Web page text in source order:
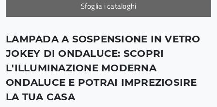
Sfoglia i cataloghi
LAMPADA A SOSPENSIONE IN VETRO
JOKEY DI ONDALUCE: SCOPRI
L'ILLUMINAZIONE MODERNA
ONDALUCE E POTRAI IMPREZIOSIRE
LA TUA CASA